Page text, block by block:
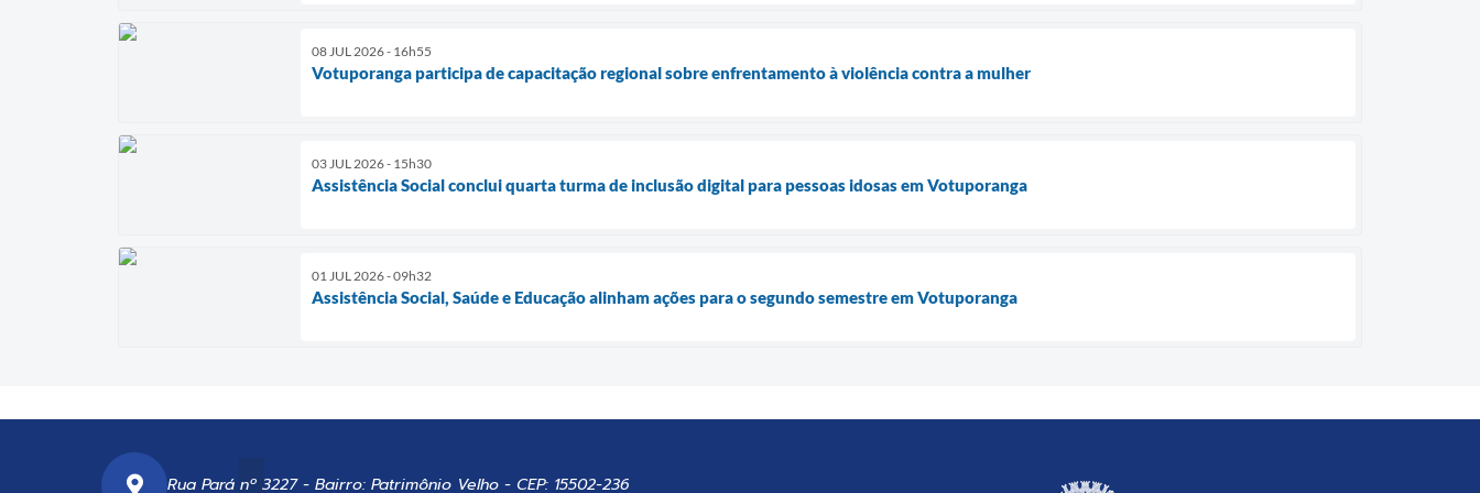
08 JUL 2026 - 16h55
Votuporanga participa de capacitação regional sobre enfrentamento à violência contra a mulher
03 JUL 2026 - 15h30
Assistência Social conclui quarta turma de inclusão digital para pessoas idosas em Votuporanga
01 JUL 2026 - 09h32
Assistência Social, Saúde e Educação alinham ações para o segundo semestre em Votuporanga
Rua Pará nº 3227 - Bairro: Patrimônio Velho - CEP: 15502-236